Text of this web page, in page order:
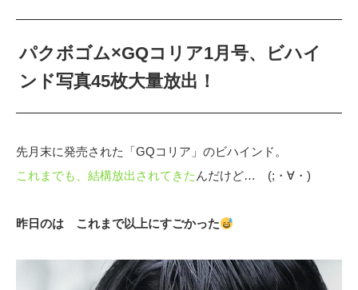
パクボゴム×GQコリア1月号、ビハイ
ンド写真45枚大量放出！
先月末に発売された「GQコリア」のビハインド。
これまでも、結構放出されてきた んだけど… (;・∀・)
昨日のは これまで以上にすごかった